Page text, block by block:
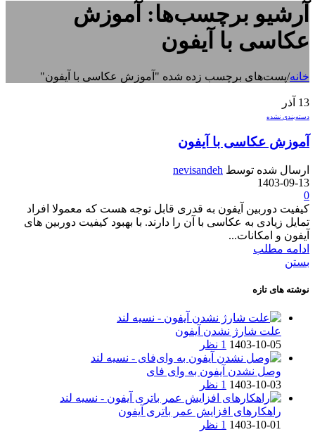
آرشیو برچسب‌ها: آموزش
عکاسی با آیفون
خانه/پست‌های برچسب زده شده "آموزش عکاسی با آیفون"
13 آذر
دسته‌بندی نشده
آموزش عکاسی با آیفون
ارسال شده توسط nevisandeh
1403-09-13
0
کیفیت دوربین آیفون به قدری قابل توجه هست که معمولا افراد
تمایل زیادی به عکاسی با آن را دارند. با بهبود کیفیت دوربین های
آیفون و امکانات...
ادامه مطلب
بستن
نوشته های تازه
علت شارژ نشدن آیفون
1403-10-05 1 نظر
وصل نشدن آیفون به وای فای
1403-10-03 1 نظر
راهکارهای افزایش عمر باتری آیفون
1403-10-01 1 نظر